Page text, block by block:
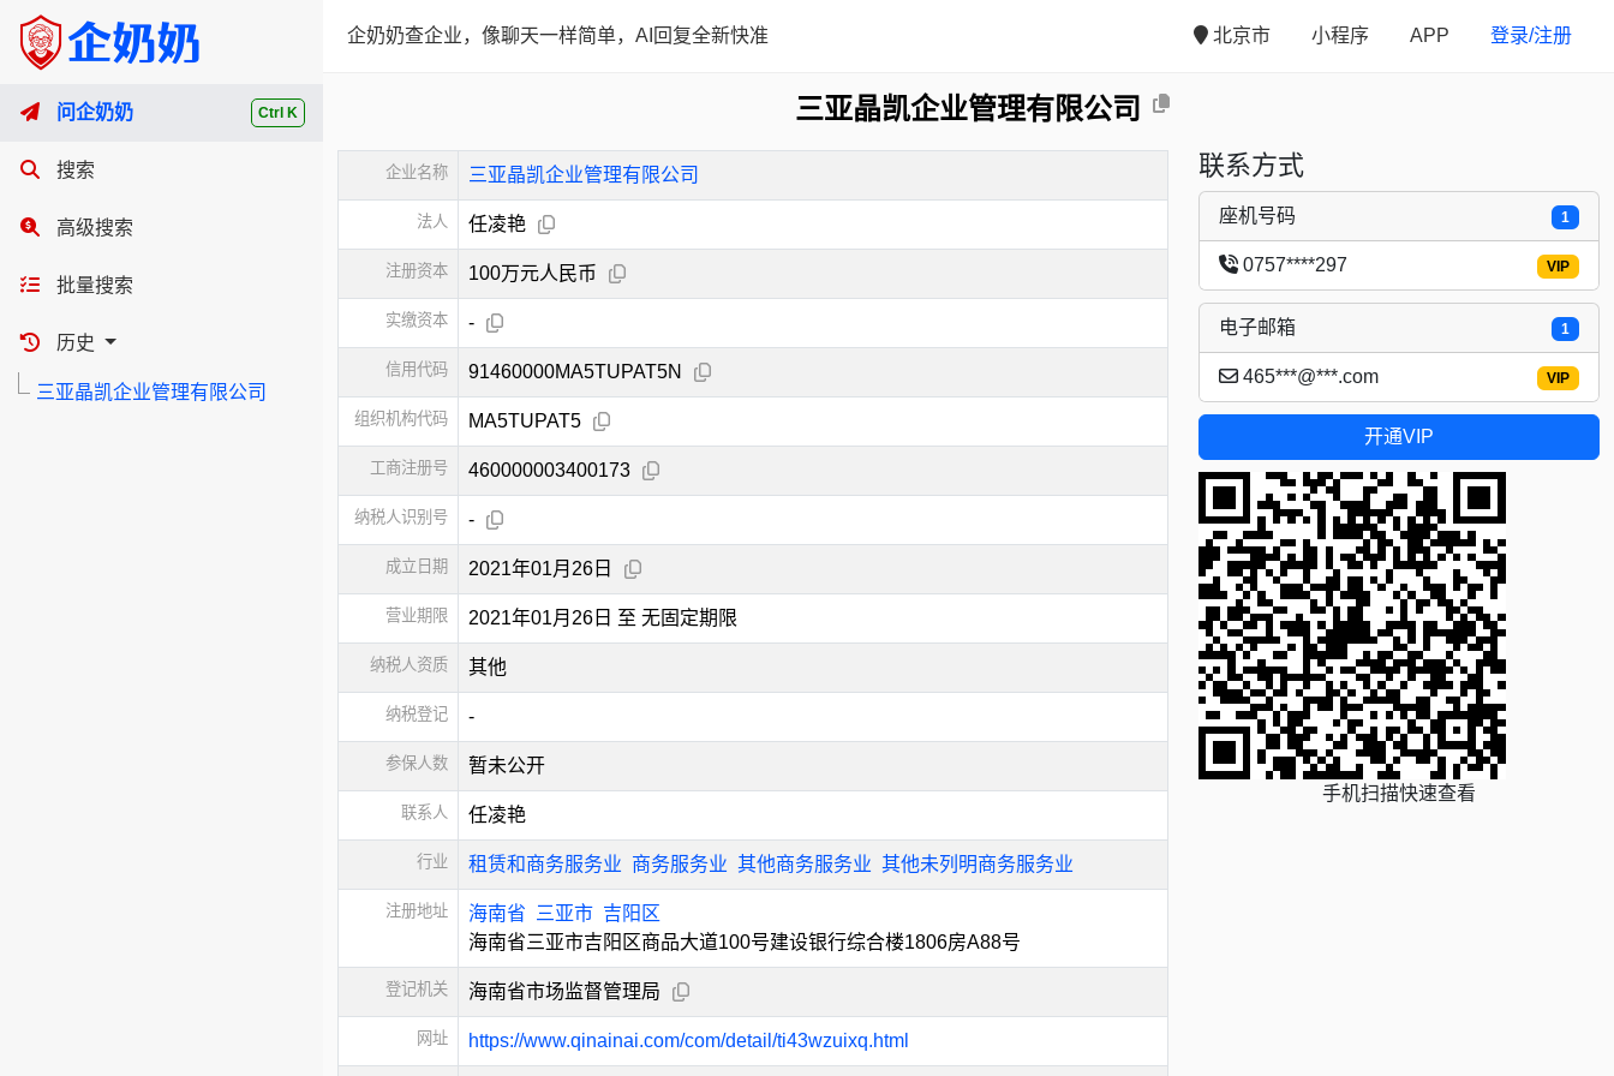
Ctrl K
问企奶奶
搜索
高级搜索
批量搜索
历史
三亚晶凯企业管理有限公司
企奶奶查企业，像聊天一样简单，AI回复全新快准 北京市 小程序 APP 登录/注册
三亚晶凯企业管理有限公司
企业名称 三亚晶凯企业管理有限公司
法人 任凌艳
注册资本 100万元人民币
实缴资本 -
信用代码 91460000MA5TUPAT5N
组织机构代码 MA5TUPAT5
工商注册号 460000003400173
纳税人识别号 -
成立日期 2021年01月26日
营业期限 2021年01月26日 至 无固定期限
纳税人资质 其他
纳税登记 -
参保人数 暂未公开
联系人 任凌艳
行业 租赁和商务服务业 商务服务业 其他商务服务业 其他未列明商务服务业
注册地址 海南省 三亚市 吉阳区
海南省三亚市吉阳区商品大道100号建设银行综合楼1806房A88号
登记机关 海南省市场监督管理局
网址 https://www.qinainai.com/com/detail/ti43wzuixq.html
联系方式
1
座机号码
VIP
0757****297
1
电子邮箱
VIP
465***@***.com
开通VIP
手机扫描快速查看